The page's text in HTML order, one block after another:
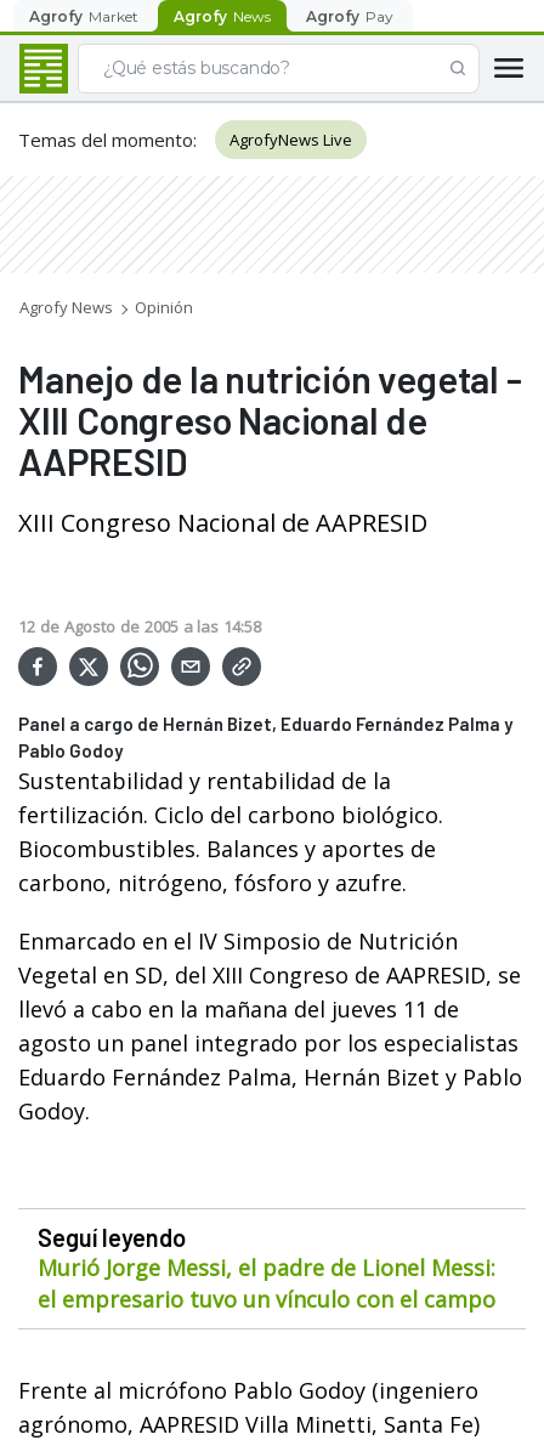
Agrofy Market Agrofy News Agrofy Pay
Temas del momento: AgrofyNews Live
Agrofy News Opinión
Manejo de la nutrición vegetal -
XIII Congreso Nacional de
AAPRESID
XIII Congreso Nacional de AAPRESID
12 de Agosto de 2005 a las 14:58
Panel a cargo de Hernán Bizet, Eduardo Fernández Palma y
Pablo Godoy
Sustentabilidad y rentabilidad de la
fertilización. Ciclo del carbono biológico.
Biocombustibles. Balances y aportes de
carbono, nitrógeno, fósforo y azufre.
Enmarcado en el IV Simposio de Nutrición
Vegetal en SD, del XIII Congreso de AAPRESID, se
llevó a cabo en la mañana del jueves 11 de
agosto un panel integrado por los especialistas
Eduardo Fernández Palma, Hernán Bizet y Pablo
Godoy.
Seguí leyendo
Murió Jorge Messi, el padre de Lionel Messi:
el empresario tuvo un vínculo con el campo
Frente al micrófono Pablo Godoy (ingeniero
agrónomo, AAPRESID Villa Minetti, Santa Fe)